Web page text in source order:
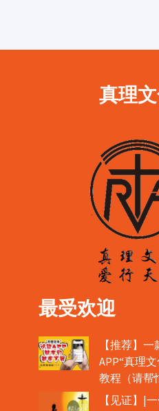
真理
最受欢迎
【推荐】
APP“真理
教程（请帮
【见证】|